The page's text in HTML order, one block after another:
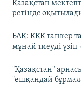
Қазақстан
ретінде
БАҚ: КҚК танкер
мұнай тиеуді
"Қазақстан"
"ешқандай